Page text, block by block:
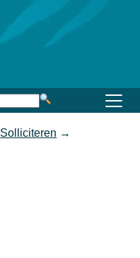
Solliciteren →